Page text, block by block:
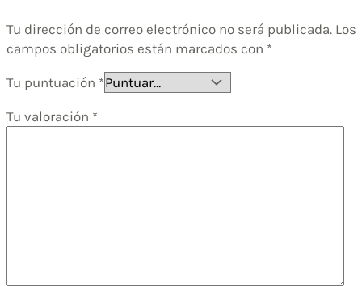
Tu dirección de correo electrónico no será publicada. Los
campos obligatorios están marcados con *
Tu puntuación *
Tu valoración *